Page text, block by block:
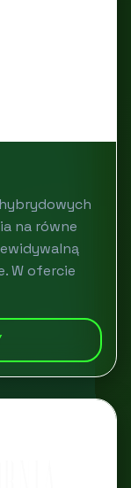
na równe
W ofercie